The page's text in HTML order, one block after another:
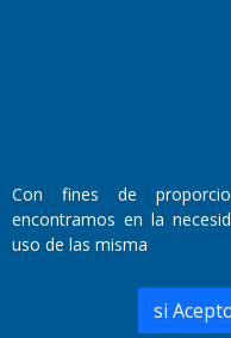
Santa Rosa, La Pampa.
Número de Registro DNDA:
RL-2019-55551274-APN-
Con fines de
encontramos en la
uso de las misma
si